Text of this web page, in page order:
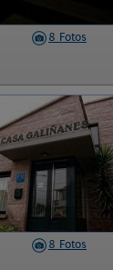
8 Fotos
8 Fotos